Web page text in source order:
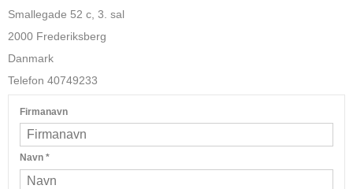
Smallegade 52 c, 3. sal
2000 Frederiksberg
Danmark
Telefon 40749233
Firmanavn
Navn *